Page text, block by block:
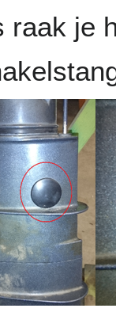
raak je